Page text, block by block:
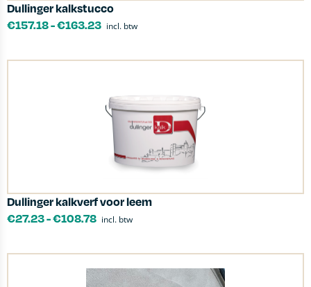
Dullinger kalkstucco
€157.18-€163.23 incl. btw
Dullinger kalkverf voor leem
€27.23-€108.78 incl. btw